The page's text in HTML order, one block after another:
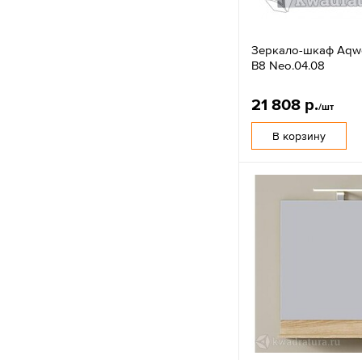
Зеркало-шкаф
В8 Neo.04.08
21 808 р./шт
В корзину